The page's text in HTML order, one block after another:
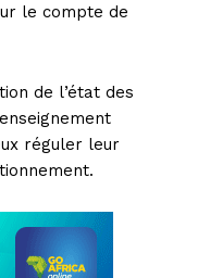
le compte de
de l’état des
réguler leur